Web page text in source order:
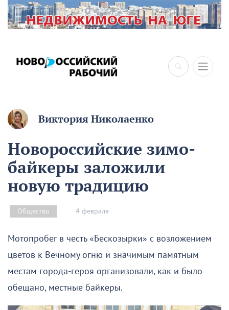
×
Виктория Николаенко
Новороссийские зимо-
байкеры заложили
новую традицию
Общество 4 февраля
Мотопробег в честь «Бескозырки» с возложением
цветов к Вечному огню и значимым памятным
местам города-героя организовали, как и было
обещано, местные байкеры.